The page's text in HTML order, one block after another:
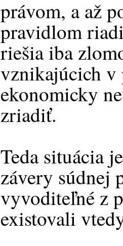
právom, a až
pravidlom
riešia iba
vznikajúcich
ekonomicky
zriadiť.
Teda situácia
závery súdnej
vyvoditeľné z
existovali